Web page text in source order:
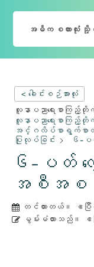
< ခေါင်းစဉ်အားလုံး
လူနာပညာရေးစာကြည့်တို
လူနာပညာရေးစာကြည့်တို
အင်္ဂလိပ်စာရွက်စာတမ်
ပြုလုပ်ခြင်း
၆-ပ
၆-ပတ် လ
အစီအစဉ်
တင်ထားတယ်။
ဧပ
မွမ်းမံထားသည်။